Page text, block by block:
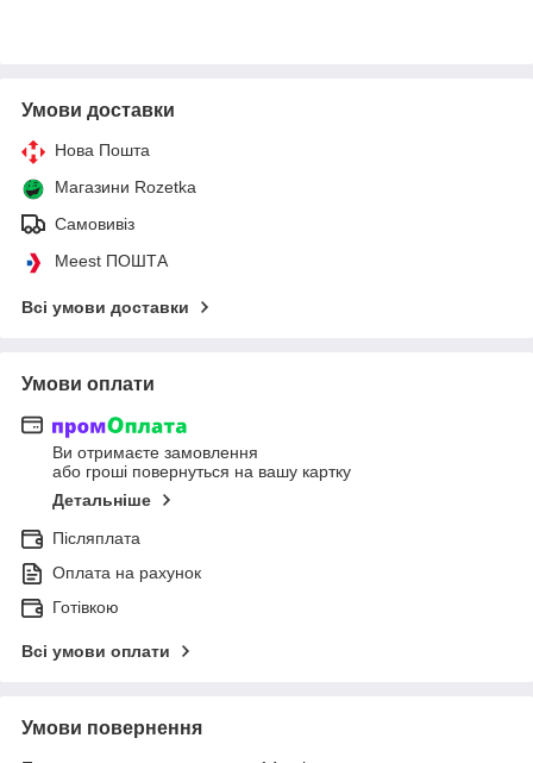
Умови доставки
Нова Пошта
Магазини Rozetka
Самовивіз
Meest ПОШТА
Всі умови доставки
Умови оплати
Ви отримаєте замовлення
або гроші повернуться на вашу картку
Детальніше
Післяплата
Оплата на рахунок
Готівкою
Всі умови оплати
Умови повернення